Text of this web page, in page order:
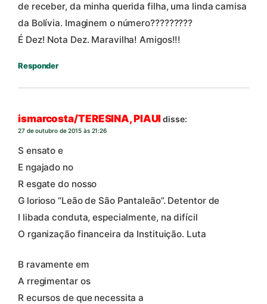
de receber, da minha querida filha, uma linda camisa
da Bolívia. Imaginem o número?????????
É Dez! Nota Dez. Maravilha! Amigos!!!
Responder
ismarcosta/TERESINA, PIAUIdisse:
27 de outubro de 2015 às 21:26
S ensato e
E ngajado no
R esgate do nosso
G lorioso “Leão de São Pantaleão”. Detentor de
I libada conduta, especialmente, na difícil
O rganização financeira da Instituição. Luta
B ravamente em
A rregimentar os
R ecursos de que necessita a